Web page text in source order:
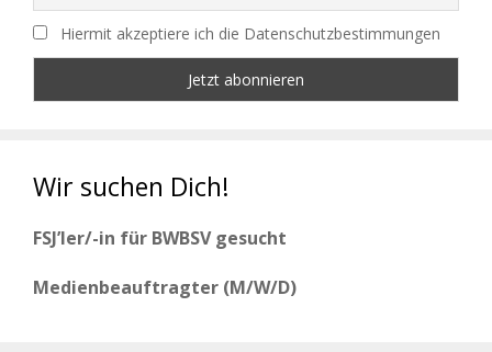
Hiermit akzeptiere ich die Datenschutzbestimmungen
Wir suchen Dich!
FSJ’ler/-in für BWBSV gesucht
Medienbeauftragter (M/W/D)